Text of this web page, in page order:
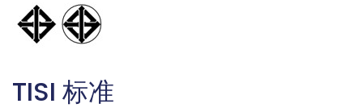
TISI 标准